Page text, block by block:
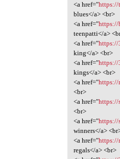
<a href="https://
blues</a> <br>
<a href="https://
teenpatti</a>
<a href="https://
king</a> <br>
<a href="https://
kings</a> <br>
<a href="https://
<br>
<a href="https://
<br>
<a href="https://
winners</a>
<a href="https://
regals</a> <br>